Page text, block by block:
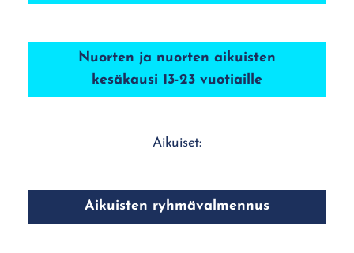
Nuorten ja nuorten aikuisten
kesäkausi 13-23 vuotiaille
Aikuiset:
Aikuisten ryhmävalmennus